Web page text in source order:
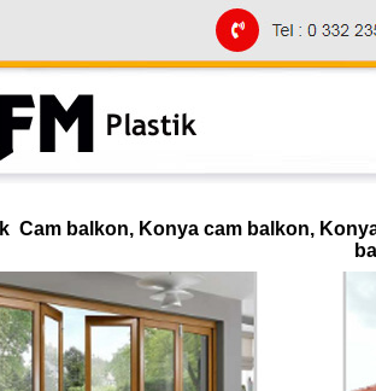
Cam balkon, Konya cam balkon,